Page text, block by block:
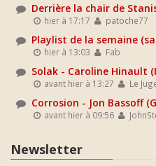
Derrière la chair de
hier à 17:17 patoche77
Playlist de la semaine
hier à 13:03 Fab
Solak - Caroline Hinault
avant hier à 13:27 Le
Corrosion - Jon Bassoff
avant hier à 09:56
Newsletter